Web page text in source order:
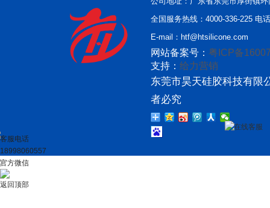
全国服务热线：4000-336-225 电
E-mail：htf@htsilicone.com
网站备案号： 粤ICP备
支持： 给力营销
东莞市昊天硅胶科技有限
者必究
在线客服
客服电话
18998060557
官方微信
返回顶部